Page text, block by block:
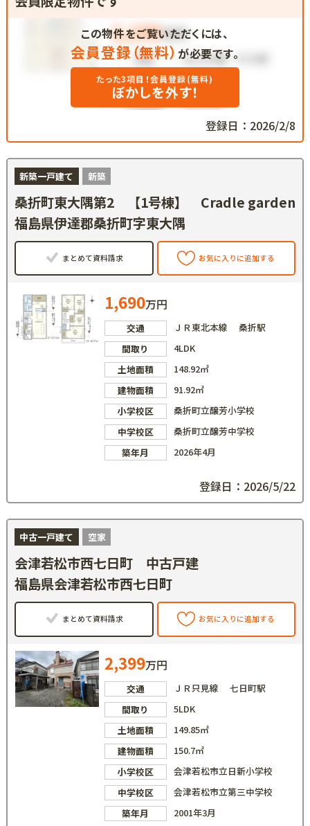
この物件をご覧いただくには、
会員登録（無料） が必要です。
たった3項目！会員登録(無料)
ぼかしを外す！
登録日：2026/2/8
新築一戸建て 新築
桑折町東大隅第2 【1号棟】 Cradle garden
福島県伊達郡桑折町字東大隅
まとめて資料請求 お気に入りに追加する
1,690万円
交通
ＪＲ東北本線 桑折駅
間取り
4LDK
土地面積
148.92㎡
建物面積
91.92㎡
小学校区
桑折町立醸芳小学校
中学校区
桑折町立醸芳中学校
築年月
2026年4月
登録日：2026/5/22
中古一戸建て 空家
会津若松市西七日町 中古戸建
福島県会津若松市西七日町
まとめて資料請求 お気に入りに追加する
2,399万円
交通
ＪＲ只見線 七日町駅
間取り
5LDK
土地面積
149.85㎡
建物面積
150.7㎡
小学校区
会津若松市立日新小学校
中学校区
会津若松市立第三中学校
築年月
2001年3月